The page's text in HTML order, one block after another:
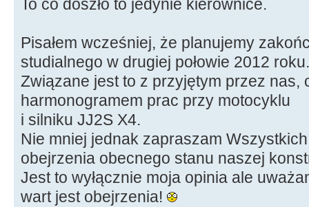
To co doszło to jedynie kierownice.
Pisałem wcześniej, że planujemy
studialnego w drugiej połowie 2012 roku.
Związane jest to z przyjętym przez nas,
harmonogramem prac przy motocyklu
i silniku JJ2S X4.
Nie mniej jednak zapraszam
obejrzenia obecnego stanu naszej
Jest to wyłącznie moja opinia ale
wart jest obejrzenia!